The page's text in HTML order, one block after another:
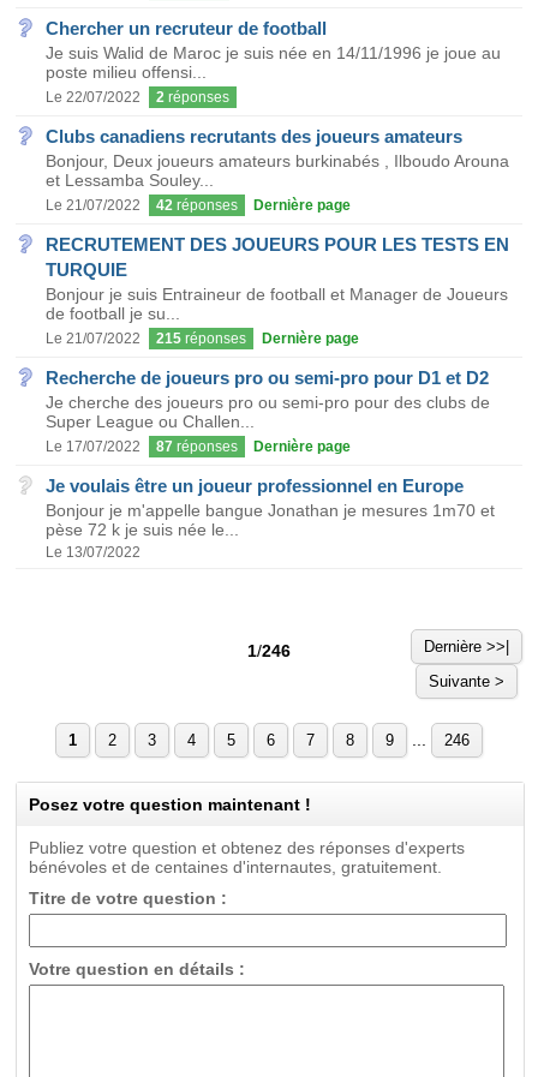
Chercher un recruteur de football
Je suis Walid de Maroc je suis née en 14/11/1996 je joue au
poste milieu offensi...
Le 22/07/2022 2 réponses
Clubs canadiens recrutants des joueurs amateurs
Bonjour, Deux joueurs amateurs burkinabés , Ilboudo Arouna
et Lessamba Souley...
Le 21/07/2022 42 réponses Dernière page
RECRUTEMENT DES JOUEURS POUR LES TESTS EN
TURQUIE
Bonjour je suis Entraineur de football et Manager de Joueurs
de football je su...
Le 21/07/2022 215 réponses Dernière page
Recherche de joueurs pro ou semi-pro pour D1 et D2
Je cherche des joueurs pro ou semi-pro pour des clubs de
Super League ou Challen...
Le 17/07/2022 87 réponses Dernière page
Je voulais être un joueur professionnel en Europe
Bonjour je m'appelle bangue Jonathan je mesures 1m70 et
pèse 72 k je suis née le...
Le 13/07/2022
1/246
Dernière >>|
Suivante >
1 2 3 4 5 6 7 8 9 246
Posez votre question maintenant !
Publiez votre question et obtenez des réponses d'experts
bénévoles et de centaines d'internautes, gratuitement.
Titre de votre question :
Votre question en détails :